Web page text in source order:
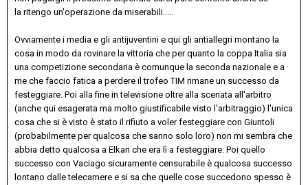
la ritengo un'operazione da miserabili.....
Ovviamente i media e gli antijuventini e qui gli antiallegri montano la
cosa in modo da rovinare la vittoria che per quanto la coppa Italia sia
una competizione secondaria è comunque la seconda nazionale e a
me che faccio fatica a perdere il trofeo TIM rimane un successo da
festeggiare. Poi alla fine in televisione oltre alla scenata all'arbitro
(anche qui esagerata ma molto giustificabile visto l'arbitraggio) l'unica
cosa che si è visto è stato il rifiuto a voler festeggiare con Giuntoli
(probabilmente per qualcosa che sanno solo loro) non mi sembra che
abbia detto qualcosa a Elkan che era lì a festeggiare. Poi quello
successo con Vaciago sicuramente censurabile è qualcosa successo
lontano dalle telecamere e si sa che quelle cose succedono spesso è